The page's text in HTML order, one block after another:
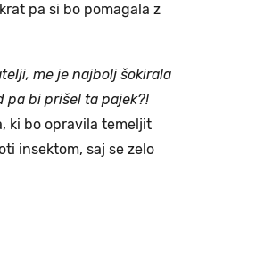
pa si bo pomagala z
me je najbolj šokirala
pa bi prišel ta pajek?!
ki bo opravila temeljit
insektom, saj se zelo